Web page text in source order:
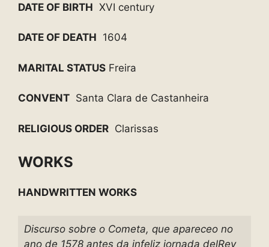
DATE OF BIRTH XVI century
DATE OF DEATH 1604
MARITAL STATUS Freira
CONVENT Santa Clara de Castanheira
RELIGIOUS ORDER Clarissas
WORKS
HANDWRITTEN WORKS
Discurso sobre o Cometa, que apareceo no
ano de 1578 antes da infeliz jornada delRey